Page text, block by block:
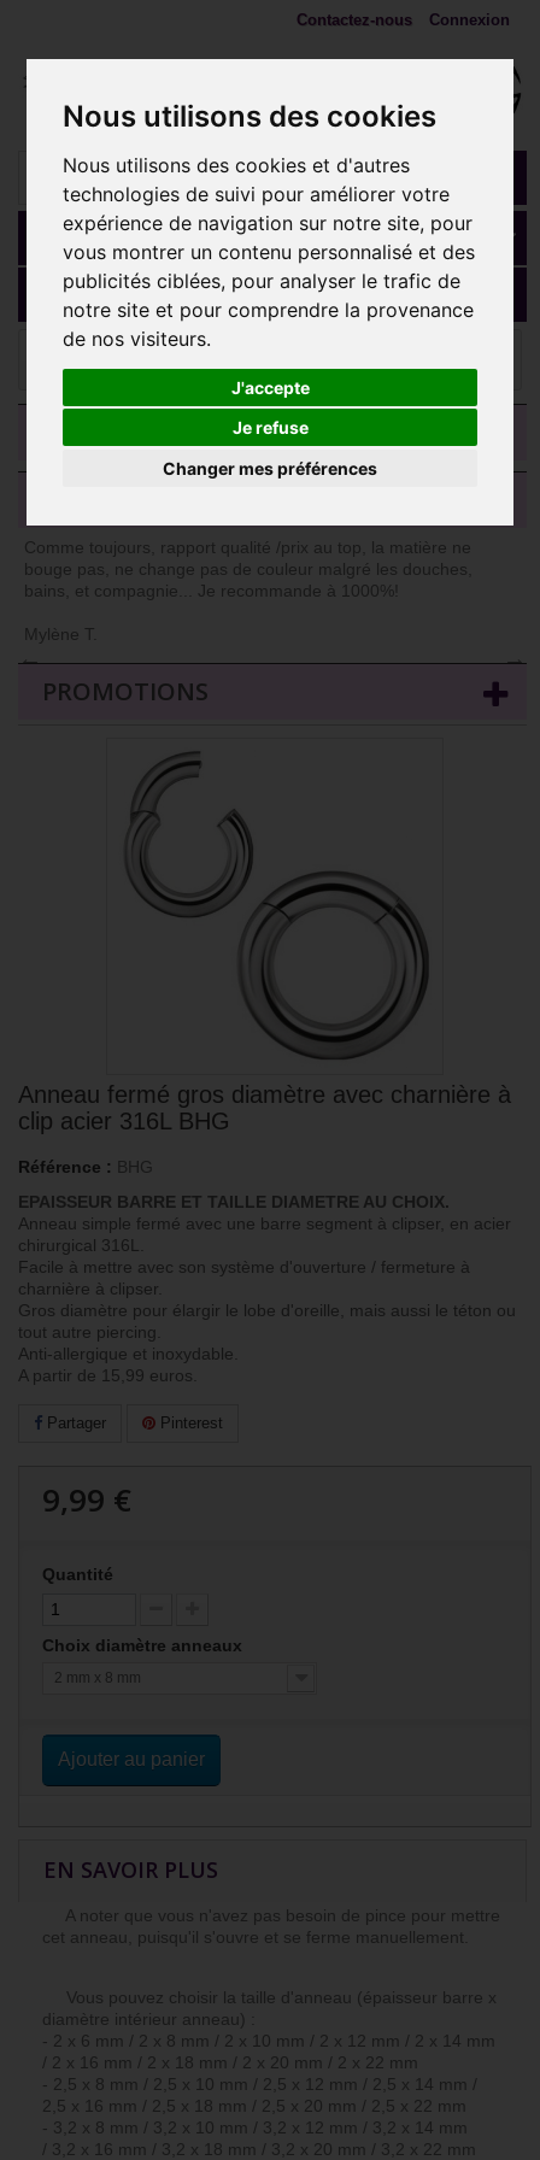
Nous utilisons des cookies
Nous utilisons des cookies et d'autres
technologies de suivi pour améliorer votre
expérience de navigation sur notre site, pour
vous montrer un contenu personnalisé et des
publicités ciblées, pour analyser le trafic de
notre site et pour comprendre la provenance
de nos visiteurs.
J'accepte
Je refuse
Changer mes préférences
Connexion
Contactez-nous
Panier (vide)
MENU
ANNEAUX, fers à cheval, spirales
diamètre avec charnière à clip acier 316L BHG
Comme toujours, rapport qualité /prix au top, la matière ne
bouge pas, ne change pas de couleur malgré les douches,
bains, et compagnie... Je recommande à 1000%!
Mylène T.
→
←
PROMOTIONS
Anneau fermé gros diamètre avec charnière à
clip acier 316L BHG
Référence : BHG
EPAISSEUR BARRE ET TAILLE DIAMETRE AU CHOIX.
Anneau simple fermé avec une barre segment à clipser, en acier
chirurgical 316L.
Facile à mettre avec son système d'ouverture / fermeture à
charnière à clipser.
Gros diamètre pour élargir le lobe d'oreille, mais aussi le téton ou
tout autre piercing.
Anti-allergique et inoxydable.
A partir de 15,99 euros.
Partager Pinterest
9,99 €
Quantité
Choix diamètre anneaux
2 mm x 8 mm
Ajouter au panier
EN SAVOIR PLUS
A noter que vous n'avez pas besoin de pince pour mettre
cet anneau, puisqu'il s'ouvre et se ferme manuellement.
Vous pouvez choisir la taille d'anneau (épaisseur barre x
diamètre intérieur anneau) :
- 2 x 6 mm / 2 x 8 mm / 2 x 10 mm / 2 x 12 mm / 2 x 14 mm
/ 2 x 16 mm / 2 x 18 mm / 2 x 20 mm / 2 x 22 mm
- 2,5 x 8 mm / 2,5 x 10 mm / 2,5 x 12 mm / 2,5 x 14 mm /
2,5 x 16 mm / 2,5 x 18 mm / 2,5 x 20 mm / 2,5 x 22 mm
- 3,2 x 8 mm / 3,2 x 10 mm / 3,2 x 12 mm / 3,2 x 14 mm
/ 3,2 x 16 mm / 3,2 x 18 mm / 3,2 x 20 mm / 3,2 x 22 mm